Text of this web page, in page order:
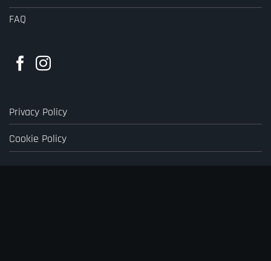
FAQ
Privacy Policy
Cookie Policy